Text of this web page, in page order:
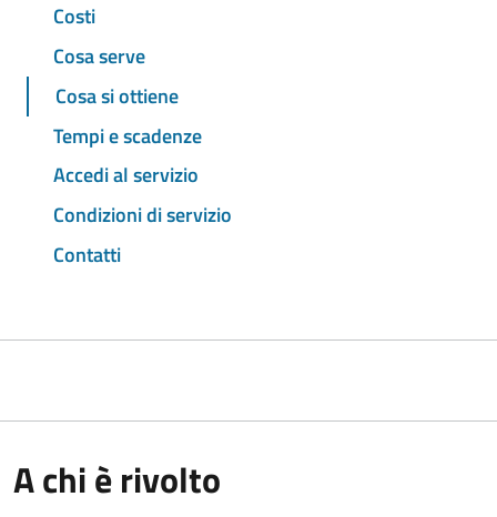
Costi
Cosa serve
Cosa si ottiene
Tempi e scadenze
Accedi al servizio
Condizioni di servizio
Contatti
A chi è rivolto